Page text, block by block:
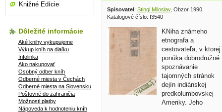
Spisovatel : Stingl Miloslav, Obzor 1990
Katalogové číslo: I3540
KNiha známeho
etnografa a
cestovateľa, v ktorej
ponúka dobrodružné
spoznávanie
tajomných stránok
dejín indiánskej
predkolumbovskej
Ameriky. Jeho
Knižné Edície
Dôležité informácie
Aké knihy vykupujeme
Výkup kníh na diaľku
Infolinka
Ako nakupovať
Osobný odber kníh
Odberné miesta v Čechách
Odberné miesta na Slovensku
Poštovné do zahraničia
Možnosti platby
Nápoveda k hodnoteniu kníh